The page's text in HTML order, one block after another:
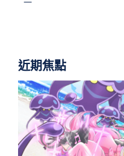
近期焦點